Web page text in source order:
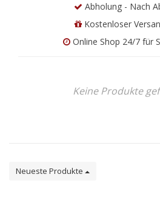
Abholung - Nach
Kostenloser
Online Shop 24/7 für
Keine Produkte
Neueste Produkte